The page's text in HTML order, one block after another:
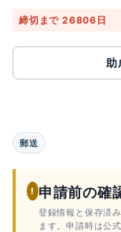
締切まで 26806日
助
郵送
! 申請前の確
登録情報と保存済
ます。申請時は公